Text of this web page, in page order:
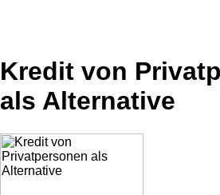
Kredit von
als Alternative